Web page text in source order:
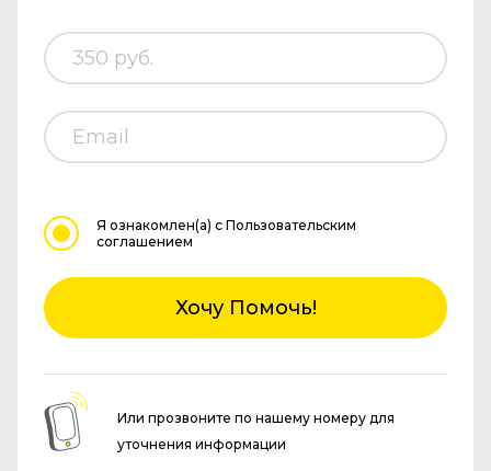
Я ознакомлен(а) с Пользовательским
соглашением
Хочу Помочь!
Или прозвоните по нашему номеру для
уточнения информации